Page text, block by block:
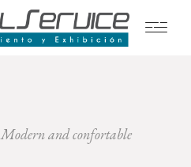
Modern and confortable